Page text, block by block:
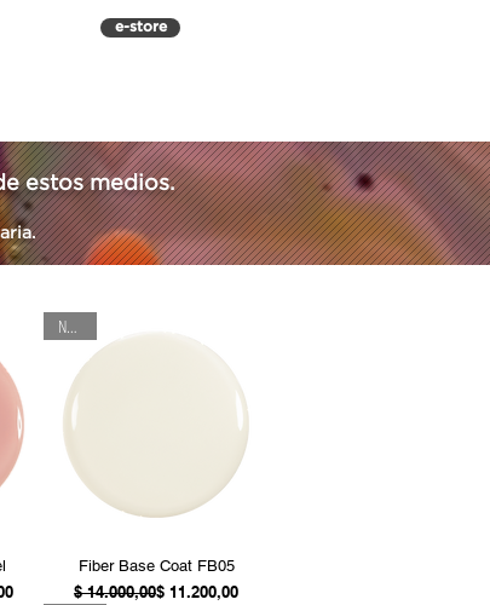
e-store
estos medios.
Vista rápida
Nuevo!
Fiber Base Coat FB05
Precio
$ 14.000,00Precio de oferta
$ 11.200,00